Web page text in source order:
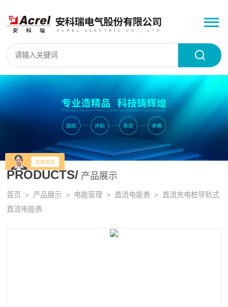
PRODUCTS/ 产品展示
首页 > 产品展示 > 电能管理 > 直流电能表 > 直流充电桩导轨式
直流电能表